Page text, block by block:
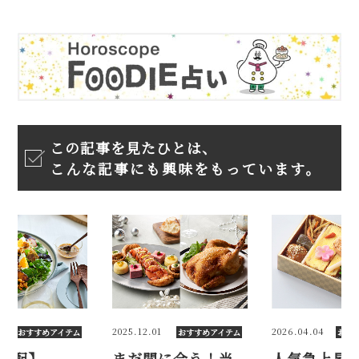
この記事を見たひとは、
こんな記事にも興味をもっています。
おすすめアイテム 2025.12.01 おすすめアイテム 2026.04.04 おす